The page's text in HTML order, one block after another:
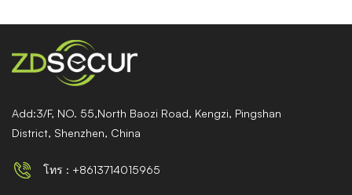
Add:3/F, NO. 55,North Baozi Road, Kengzi, Pingshan
District, Shenzhen, China
โทร : +8613714015965